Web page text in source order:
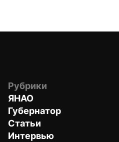
Рубрики
ЯНАО
Губернатор
Статьи
Интервью